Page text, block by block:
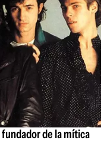
de la mítica